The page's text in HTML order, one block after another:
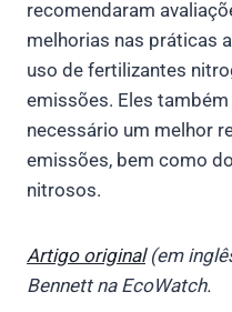
recomendaram
melhorias nas práticas
uso de fertilizantes
emissões. Eles
necessário um melhor
emissões, bem como
nitrosos.
Artigo original(em
Bennett na EcoWatch.